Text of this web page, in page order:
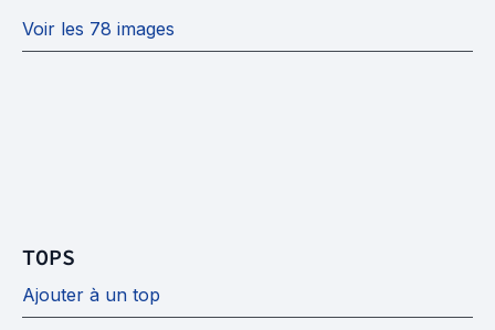
Voir les 78 images
TOPS
Ajouter à un top